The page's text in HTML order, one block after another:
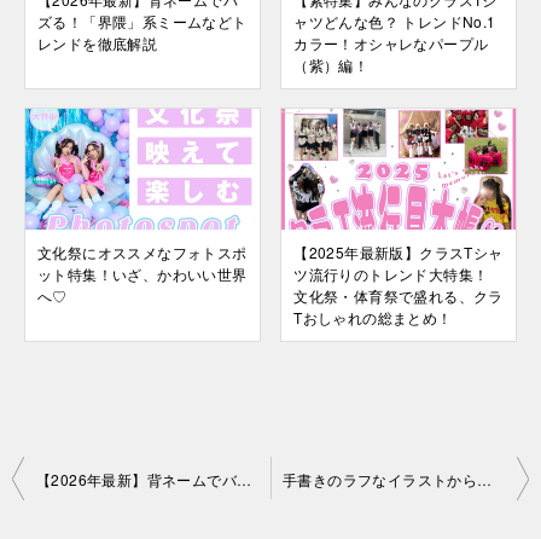
ズる！「界隈」系ミームなどト
レンドを徹底解説
ャツどんな色？ トレンドNo.1
カラー！オシャレなパープル
（紫）編！
文化祭にオススメなフォトスポ
ット特集！いざ、かわいい世界
へ♡
【2025年最新版】クラスTシャ
ツ流行りのトレンド大特集！
文化祭・体育祭で盛れる、クラ
Tおしゃれの総まとめ！
投
【2026年最新】背ネームでバズる！「界隈」系ミームなどトレンドを徹底解説 手書きのラフなイラストから、きれいなクラスTシャツデザインができるまで